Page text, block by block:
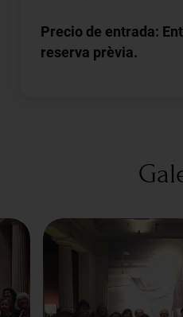
Precio de entrada:
reserva prèvia.